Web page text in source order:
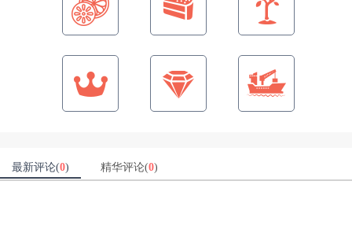
最新评论(0) 精华评论(0)